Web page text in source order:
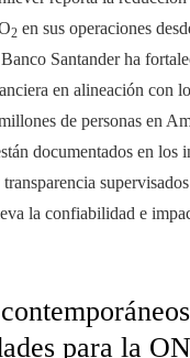
2 en sus operaciones
Santander ha
en alineación con
de personas en
documentados en los
la confiabilidad e
para la